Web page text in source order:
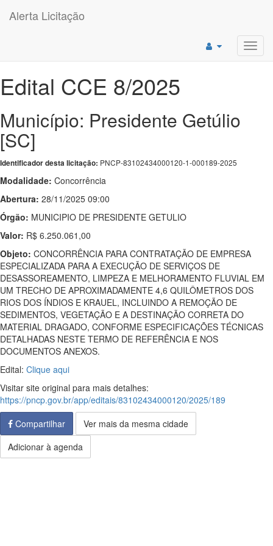
Alerta Licitação
Edital CCE 8/2025
Município: Presidente Getúlio
[SC]
Identificador desta licitação: PNCP-83102434000120-1-000189-2025
Modalidade: Concorrência
Abertura: 28/11/2025 09:00
Órgão: MUNICIPIO DE PRESIDENTE GETULIO
Valor: R$ 6.250.061,00
Objeto: CONCORRÊNCIA PARA CONTRATAÇÃO DE EMPRESA
ESPECIALIZADA PARA A EXECUÇÃO DE SERVIÇOS DE
DESASSOREAMENTO, LIMPEZA E MELHORAMENTO FLUVIAL EM
UM TRECHO DE APROXIMADAMENTE 4,6 QUILÔMETROS DOS
RIOS DOS ÍNDIOS E KRAUEL, INCLUINDO A REMOÇÃO DE
SEDIMENTOS, VEGETAÇÃO E A DESTINAÇÃO CORRETA DO
MATERIAL DRAGADO, CONFORME ESPECIFICAÇÕES TÉCNICAS
DETALHADAS NESTE TERMO DE REFERÊNCIA E NOS
DOCUMENTOS ANEXOS.
Edital: Clique aqui
Visitar site original para mais detalhes:
https://pncp.gov.br/app/editais/83102434000120/2025/189
Compartilhar
Ver mais da mesma cidade
Adicionar à agenda